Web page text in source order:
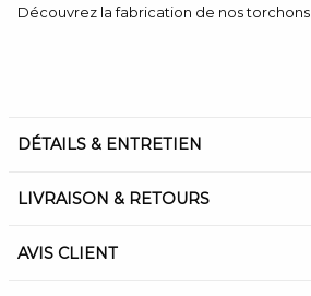
Découvrez la fabrication de nos torchons
DÉTAILS & ENTRETIEN
LIVRAISON & RETOURS
AVIS CLIENT